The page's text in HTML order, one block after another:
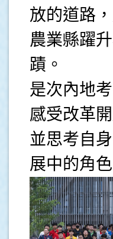
放的道路
農業縣躍
蹟。
是次內地
感受改革
並思考自
展中的角色